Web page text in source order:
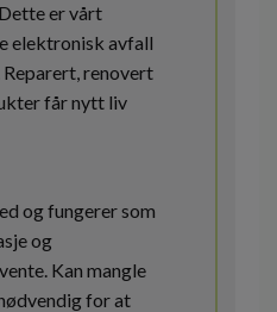
er vårt
elektronisk avfall
renovert
får nytt liv
og fungerer som
og
Kan mangle
for at